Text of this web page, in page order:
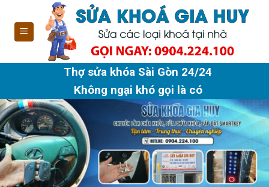
content
Thợ sửa khóa Sài Gòn 24/24
Không ngại khó gọi là có